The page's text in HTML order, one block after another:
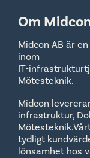
Om
Midcon AB är
inom
IT-
Mötesteknik.
Midcon
infrastruktur,
tydligt
lönsamhet hos